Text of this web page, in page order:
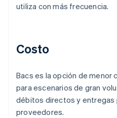
utiliza con más frecuencia.
Costo
Bacs es la opción de menor
para escenarios de gran
débitos directos y entregas
proveedores.